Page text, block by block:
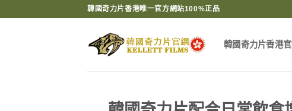
韓國奇力片香港唯一官方網站100%正品
韓國奇力片香港